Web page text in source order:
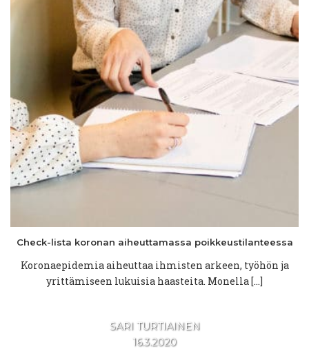
Check-lista koronan aiheuttamassa poikkeustilanteessa
Koronaepidemia aiheuttaa ihmisten arkeen, työhön ja
yrittämiseen lukuisia haasteita. Monella […]
SARI TURTIAINEN
16.3.2020